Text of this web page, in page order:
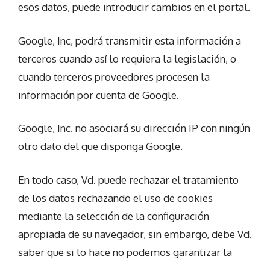
esos datos, puede introducir cambios en el portal.
Google, Inc, podrá transmitir esta información a
terceros cuando así lo requiera la legislación, o
cuando terceros proveedores procesen la
información por cuenta de Google.
Google, Inc. no asociará su dirección IP con ningún
otro dato del que disponga Google.
En todo caso, Vd. puede rechazar el tratamiento
de los datos rechazando el uso de cookies
mediante la selección de la configuración
apropiada de su navegador, sin embargo, debe Vd.
saber que si lo hace no podemos garantizar la